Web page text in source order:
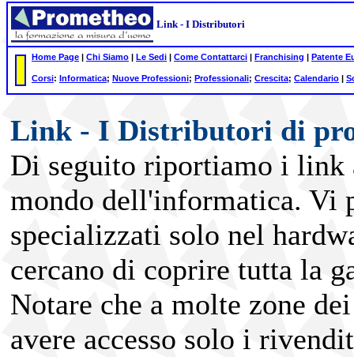
Link - I Distributori
Home Page | Chi Siamo | Le Sedi | Come Contattarci | Franchising | Patente
Corsi: Informatica; Nuove Professioni; Professionali; Crescita; Calendario |
Link - I Distributori di
Di seguito riportiamo i
mondo dell'informatica. Vi
specializzati solo nel
cercano di coprire tutta la
Notare che a molte zone
avere accesso solo i